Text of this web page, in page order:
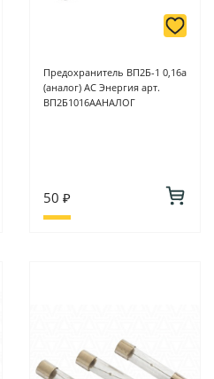
Предохранитель ВП2Б-1 0,16а
(аналог) АС Энергия арт.
ВП2Б1016ААНАЛОГ
50 ₽